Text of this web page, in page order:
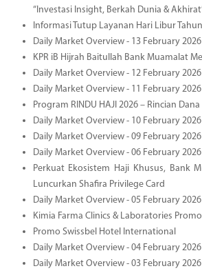
“Investasi Insight, Berkah Dunia &
Informasi Tutup Layanan Hari Libur
Daily Market Overview - 13 February 2026
KPR iB Hijrah Baitullah Bank Muamalat
Daily Market Overview - 12 February 2026
Daily Market Overview - 11 February 2026
Program RINDU HAJI 2026 – Rincian
Daily Market Overview - 10 February 2026
Daily Market Overview - 09 February 2026
Daily Market Overview - 06 February 2026
Perkuat Ekosistem Haji Khusus, Bank
Luncurkan Shafira Privilege Card
Daily Market Overview - 05 February 2026
Kimia Farma Clinics & Laboratories Promo
Promo Swissbel Hotel International
Daily Market Overview - 04 February 2026
Daily Market Overview - 03 February 2026